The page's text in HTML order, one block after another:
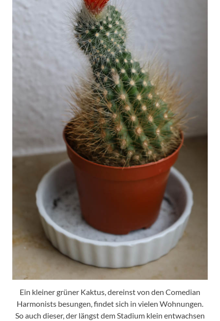
Ein kleiner grüner Kaktus, dereinst von den Comedian
Harmonists besungen, findet sich in vielen Wohnungen.
So auch dieser, der längst dem Stadium klein entwachsen